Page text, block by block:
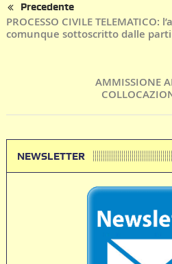
Precedente
PROCESSO CIVILE TELEMATICO:
comunque sottoscritto dalle parti
AMMISSIONE
NEWSLETTER